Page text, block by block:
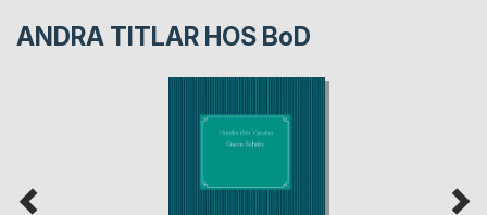
ANDRA TITLAR HOS BoD